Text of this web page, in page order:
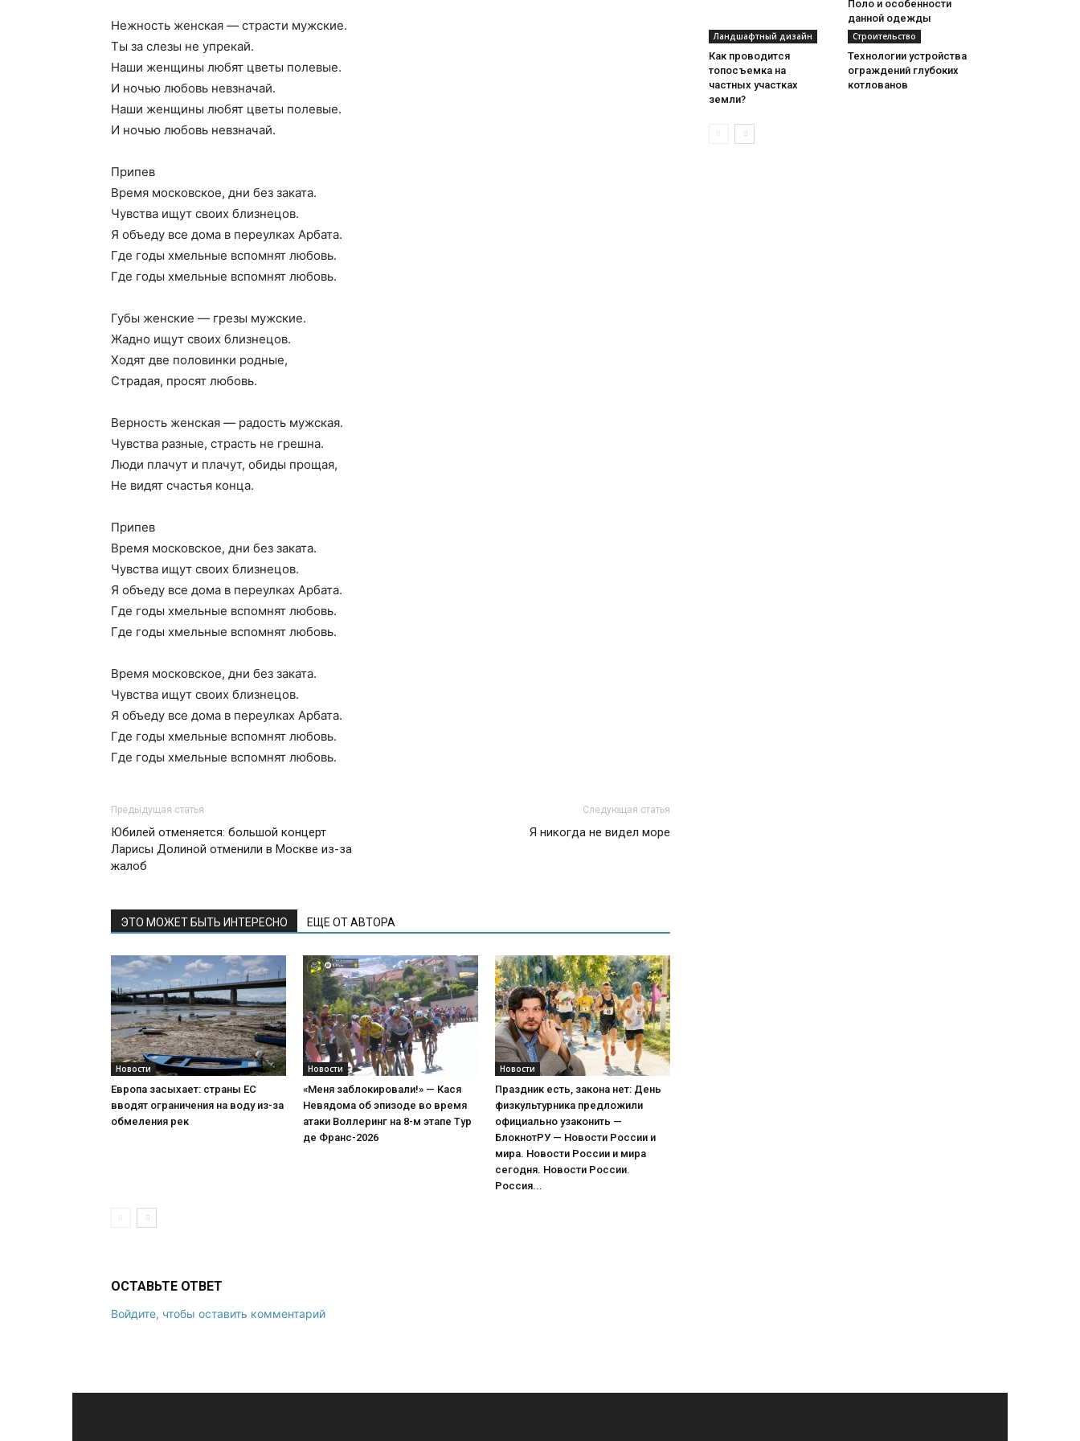
Нежность женская — страсти мужские.
Ты за слезы не упрекай.
Наши женщины любят цветы полевые.
И ночью любовь невзначай.
Наши женщины любят цветы полевые.
И ночью любовь невзначай.
Припев
Время московское, дни без заката.
Чувства ищут своих близнецов.
Я объеду все дома в переулках Арбата.
Где годы хмельные вспомнят любовь.
Где годы хмельные вспомнят любовь.
Губы женские — грезы мужские.
Жадно ищут своих близнецов.
Ходят две половинки родные,
Страдая, просят любовь.
Верность женская — радость мужская.
Чувства разные, страсть не грешна.
Люди плачут и плачут, обиды прощая,
Не видят счастья конца.
Припев
Время московское, дни без заката.
Чувства ищут своих близнецов.
Я объеду все дома в переулках Арбата.
Где годы хмельные вспомнят любовь.
Где годы хмельные вспомнят любовь.
Время московское, дни без заката.
Чувства ищут своих близнецов.
Я объеду все дома в переулках Арбата.
Где годы хмельные вспомнят любовь.
Где годы хмельные вспомнят любовь.
Предыдущая статья
Юбилей отменяется: большой концерт
Ларисы Долиной отменили в Москве из-за
жалоб
Следующая статья
Я никогда не видел море
ЭТО МОЖЕТ БЫТЬ ИНТЕРЕСНО ЕЩЕ ОТ АВТОРА
Новости
Европа засыхает: страны ЕС
вводят ограничения на воду из-за
обмеления рек
Новости
«Меня заблокировали!» — Кася
Невядома об эпизоде во время
атаки Воллеринг на 8-м этапе Тур
де Франс-2026
Новости
Праздник есть, закона нет: День
физкультурника предложили
официально узаконить —
БлокнотРУ — Новости России и
мира. Новости России и мира
сегодня. Новости России.
Россия...
ОСТАВЬТЕ ОТВЕТ
Войдите, чтобы оставить комментарий
Поло и особенности
данной одежды
Ландшафтный дизайн
Как проводится
топосъемка на
частных участках
земли?
Строительство
Технологии устройства
ограждений глубоких
котлованов